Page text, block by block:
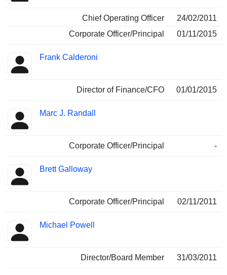
Chief Operating Officer
24/02/2011
Corporate Officer/Principal
01/11/2015
Frank Calderoni
Director of Finance/CFO 01/01/2015
Marc J. Randall
Corporate Officer/Principal -
Brett Galloway
Corporate Officer/Principal 02/11/2011
Michael Powell
Director/Board Member 31/03/2011